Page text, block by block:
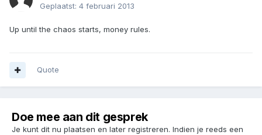
Geplaatst: 4 februari 2013
Up until the chaos starts, money rules.
Quote
Doe mee aan dit gesprek
Je kunt dit nu plaatsen en later registreren. Indien je reeds een